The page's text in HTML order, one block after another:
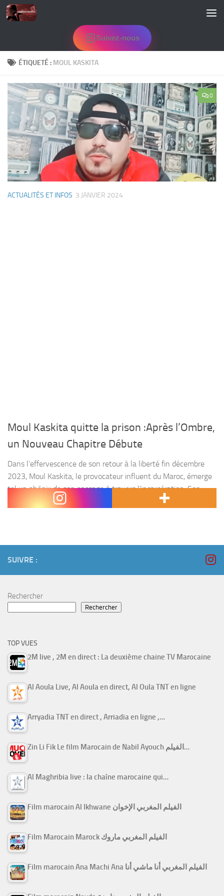
Skip to content
Suivez-nous
ÉTIQUETÉ : MOUL KASKITA
0
ACTUALITÉS ET INFOS 3 JANVIER 2024
Moul Kaskita quitte la prison :Après l’Ombre,
un Nouveau Chapitre Débute
Dans l’effervescence de son retour à la liberté fin décembre
2023, Moul Kaskita, le provocateur influent du Maroc, émerge
tel un phénix de son passage à travers l’incarcération. Son
histoire, souvent incomprise, prend un...
SUIVRE :
Rechercher
Rechercher
TOP VUES
2M live , 2M en direct : La deuxième chaine TV Marocaine
Al Aoula Live, Al Aoula en direct, Al Oula TNT en ligne
Arryadia TNT en direct , Arriadia en ligne ,…
Zin Li Fik Le film Marocain de Nabil Ayouch الفيلم…
Al Maghribia live : la chaîne marocaine qui…
Film marocain Al Ikhwane الفيلم المغربي الإخوان
Film Marocain Marock الفيلم المغربي ماروك
Film marocain Ana Machi Ana الفيلم المغربي أنا ماشي أنا